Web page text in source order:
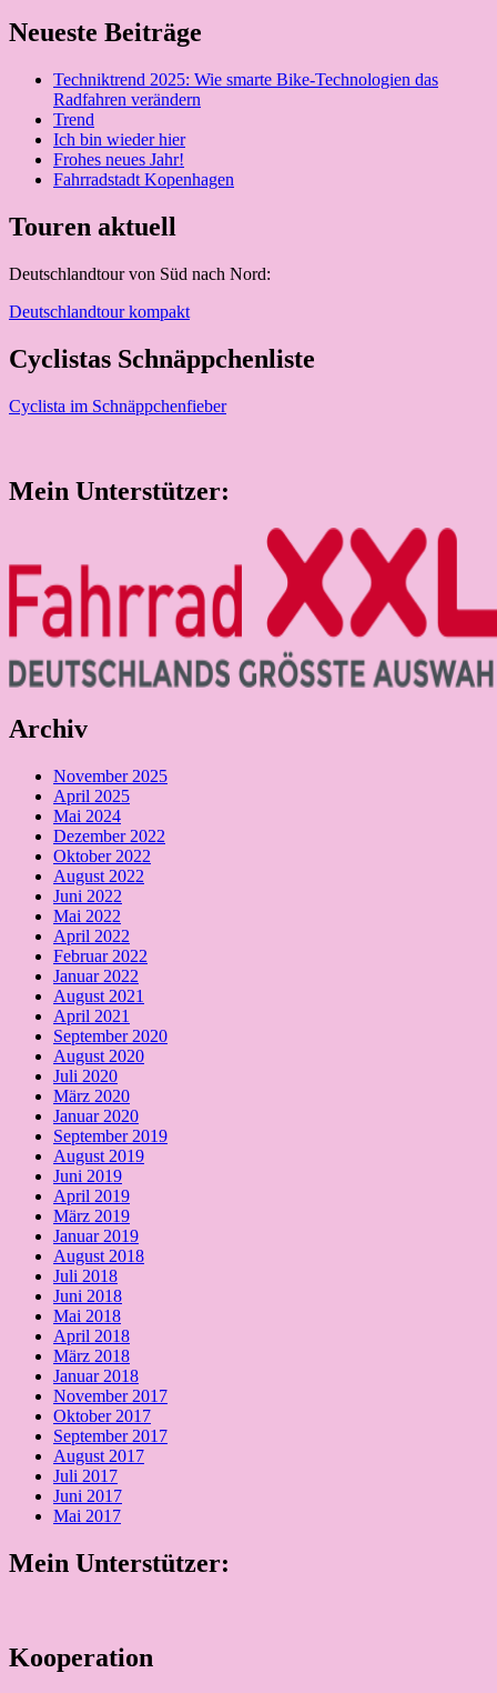
Neueste Beiträge
Techniktrend 2025: Wie smarte Bike-Technologien das
Radfahren verändern
Trend
Ich bin wieder hier
Frohes neues Jahr!
Fahrradstadt Kopenhagen
Touren aktuell
Deutschlandtour von Süd nach Nord:
Deutschlandtour kompakt
Cyclistas Schnäppchenliste
Cyclista im Schnäppchenfieber
Mein Unterstützer:
Archiv
November 2025
April 2025
Mai 2024
Dezember 2022
Oktober 2022
August 2022
Juni 2022
Mai 2022
April 2022
Februar 2022
Januar 2022
August 2021
April 2021
September 2020
August 2020
Juli 2020
März 2020
Januar 2020
September 2019
August 2019
Juni 2019
April 2019
März 2019
Januar 2019
August 2018
Juli 2018
Juni 2018
Mai 2018
April 2018
März 2018
Januar 2018
November 2017
Oktober 2017
September 2017
August 2017
Juli 2017
Juni 2017
Mai 2017
Mein Unterstützer:
Kooperation